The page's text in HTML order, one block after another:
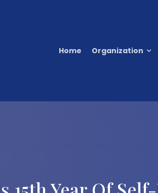
Home Organization